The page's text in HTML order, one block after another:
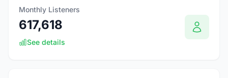
Monthly Listeners
617,618
See details